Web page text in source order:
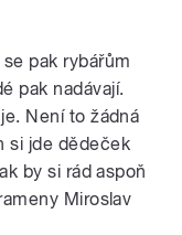
pak rybářům
pak nadávají.
Není to žádná
si jde dědeček
by si rád aspoň
Miroslav